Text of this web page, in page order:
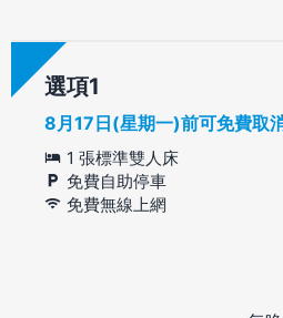
選項
8月17日(星期一)前可免費取
1 張標準雙人床
免費自助停車
免費無線上網